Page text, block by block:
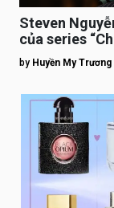
Steven
của series
by Huyền My Trương